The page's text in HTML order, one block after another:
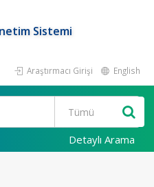
Sistemi
Araştırmacı Girişi English
Detaylı Arama